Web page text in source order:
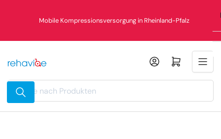
Mobile Kompressionsversorgung in Rheinland-Pfalz
Suche
nach
Produkten
Mini-Warenkorb öffnen